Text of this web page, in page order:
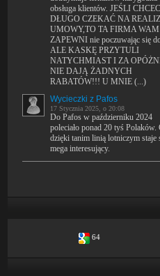
obsługa klientów. JEŚLI
DŁUGO CZEKAĆ NA
UMOWY,TO TA FIRMA
ZAPEWNI nie poczuwając się
ALE KASKĘ PRZYTULI
NATYCHMIAST I ZA
NIE DAJĄ ŻADNYCH
RABATÓW!!! U MNIE (...)
Wycieczki z Pafos
17 Stycznia 2025, o 20:08
Do Pafos w październiku 2024
poleciało ponad 20 tyś Polaków.
dzięki tanim linią lotniczym staje
mega interesujący.
64